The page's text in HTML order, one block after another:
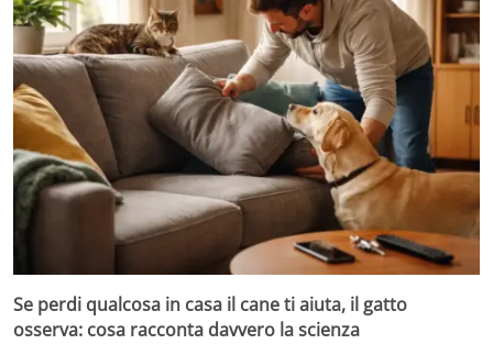
Se perdi qualcosa in casa il cane ti aiuta, il gatto
osserva: cosa racconta davvero la scienza